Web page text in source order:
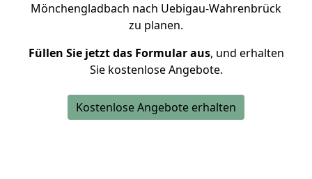
Mönchengladbach nach Uebigau-Wahrenbrück
zu planen.
Füllen Sie jetzt das Formular aus, und erhalten
Sie kostenlose Angebote.
Kostenlose Angebote erhalten